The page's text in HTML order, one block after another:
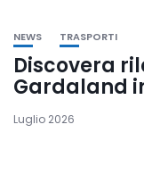
NEWS TRASPORTI
Discovera
Gardaland
Luglio 2026